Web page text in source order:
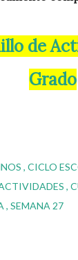
Grado
CICLO
SEMANA 27